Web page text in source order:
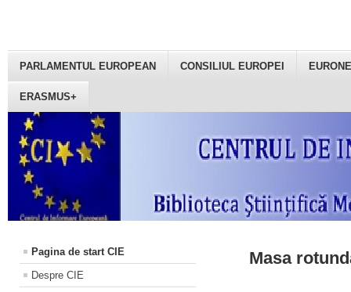
PARLAMENTUL EUROPEAN CONSILIUL EUROPEI
ERASMUS+
Pagina de start CIE
Despre CIE
Masa